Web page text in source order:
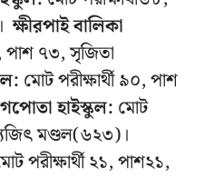
ক্ষীরপাই বালিকা
পাশ ৭৩, সৃজিতা
মোট পরীক্ষার্থী ৯০, পাশ
হাইস্কুল: মোট
মণ্ডল(৬২৩)।
পরীক্ষার্থী ২১, পাশ২১,